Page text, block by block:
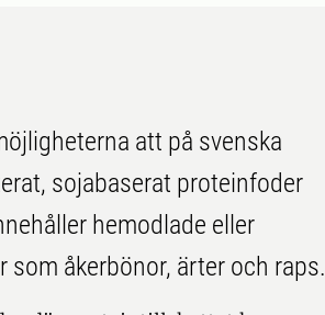
att på svenska
sojabaserat proteinfoder
hemodlade eller
åkerbönor, ärter och raps.